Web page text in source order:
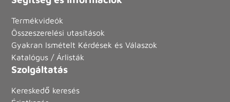
Termékvideók
Összeszerelési utasítások
Gyakran Ismételt Kérdések és Válaszok
Katalógus / Árlisták
Szolgáltatás
Kereskedő keresés